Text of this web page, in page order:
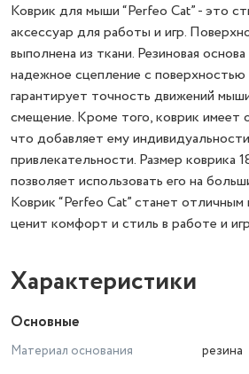
Коврик для мыши “Perfeo Cat” - это
аксессуар для работы и игр.
выполнена из ткани. Резиновая
надежное сцепление с
гарантирует точность движений
смещение. Кроме того, коврик имеет
что добавляет ему
привлекательности. Размер коврика
позволяет использовать его на
Коврик “Perfeo Cat” станет
ценит комфорт и стиль в работе и
Характеристики
Основные
Материал основания
резина